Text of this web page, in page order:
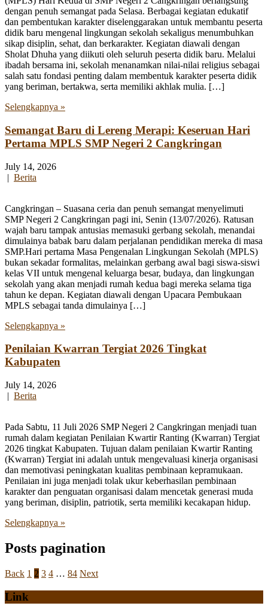
dengan penuh semangat pada Selasa. Berbagai kegiatan edukatif
dan pembentukan karakter diselenggarakan untuk membantu peserta
didik baru mengenal lingkungan sekolah sekaligus menumbuhkan
sikap disiplin, sehat, dan berkarakter. Kegiatan diawali dengan
Sholat Dhuha yang diikuti oleh seluruh peserta didik baru. Melalui
ibadah bersama ini, sekolah menanamkan nilai-nilai religius sebagai
salah satu fondasi penting dalam membentuk karakter peserta didik
yang beriman, bertakwa, serta memiliki akhlak mulia. […]
Selengkapnya »
Semangat Baru di Lereng Merapi: Keseruan Hari
Pertama MPLS SMP Negeri 2 Cangkringan
July 14, 2026
| Berita
Cangkringan – Suasana ceria dan penuh semangat menyelimuti
SMP Negeri 2 Cangkringan pagi ini, Senin (13/07/2026). Ratusan
wajah baru tampak antusias memasuki gerbang sekolah, menandai
dimulainya babak baru dalam perjalanan pendidikan mereka di masa
SMP.Hari pertama Masa Pengenalan Lingkungan Sekolah (MPLS)
bukan sekadar formalitas, melainkan gerbang awal bagi siswa-siswi
kelas VII untuk mengenal keluarga besar, budaya, dan lingkungan
sekolah yang akan menjadi rumah kedua bagi mereka selama tiga
tahun ke depan. Kegiatan diawali dengan Upacara Pembukaan
MPLS sebagai tanda dimulainya […]
Selengkapnya »
Penilaian Kwarran Tergiat 2026 Tingkat
Kabupaten
July 14, 2026
| Berita
Pada Sabtu, 11 Juli 2026 SMP Negeri 2 Cangkringan menjadi tuan
rumah dalam kegiatan Penilaian Kwartir Ranting (Kwarran) Tergiat
2026 tingkat Kabupaten. Tujuan dalam penilaian Kwartir Ranting
(Kwarran) Tergiat ini adalah untuk mengevaluasi kinerja organisasi
dan memotivasi peningkatan kualitas pembinaan kepramukaan.
Penilaian ini juga menjadi tolak ukur keberhasilan pembinaan
karakter dan penguatan organisasi dalam mencetak generasi muda
yang beriman, disiplin, patriotik, serta memiliki kecakapan hidup.
Selengkapnya »
Posts pagination
Back 1 2 3 4 … 84 Next
Link